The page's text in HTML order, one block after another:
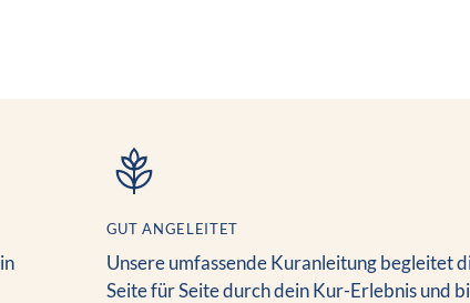
GUT ANGELEITET
Unsere umfassende Kuranleitung begleitet
Seite für Seite durch dein Kur-Erlebnis und